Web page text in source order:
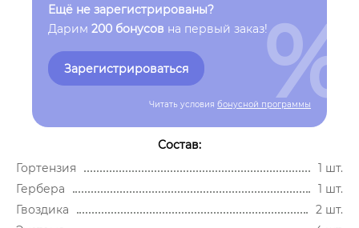
Ещё не зарегистрированы?
Дарим 200 бонусов на первый заказ!
Зарегистрироваться
Читать условия бонусной программы
%
Состав:
Гортензия
1 шт.
Гербера
1 шт.
Гвоздика
2 шт.